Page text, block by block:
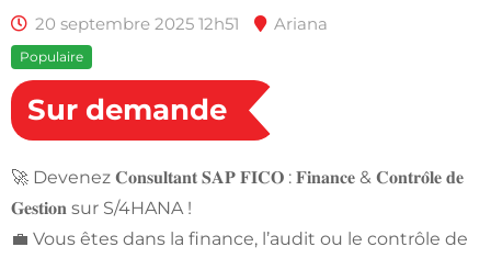
20 septembre 2025 12h51 Ariana
Populaire
Sur demande
🚀 Devenez 𝐂𝐨𝐧𝐬𝐮𝐥𝐭𝐚𝐧𝐭 𝐒𝐀𝐏 𝐅𝐈𝐂𝐎 : 𝐅𝐢𝐧𝐚𝐧𝐜𝐞 & 𝐂𝐨𝐧𝐭𝐫𝐨̂𝐥𝐞 𝐝𝐞
𝐆𝐞𝐬𝐭𝐢𝐨𝐧 sur S/4HANA !
💼 Vous êtes dans la finance, l’audit ou le contrôle de